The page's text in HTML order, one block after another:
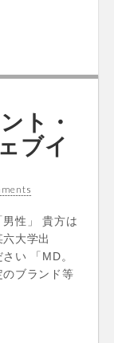
ン
への
回答
代前半の女
ださい 「ス
ト・
ブイ
性」 貴方は
大学出
い 「MD。
ブランド等